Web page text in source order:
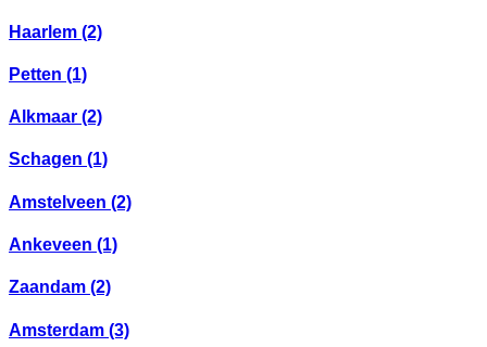
Haarlem (2)
Petten (1)
Alkmaar (2)
Schagen (1)
Amstelveen (2)
Ankeveen (1)
Zaandam (2)
Amsterdam (3)